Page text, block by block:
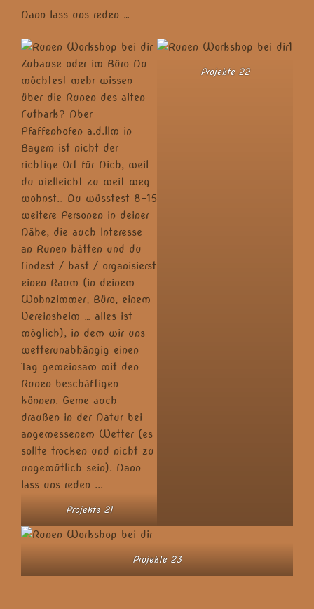
Dann lass uns reden …
Projekte 21
Projekte 22
Projekte 23